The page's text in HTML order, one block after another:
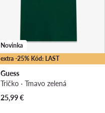
extra -25% Kód: LAST
Novinka
Guess
Tričko · Tmavo zelená
25,99€